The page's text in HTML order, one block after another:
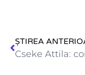
ȘTIREA